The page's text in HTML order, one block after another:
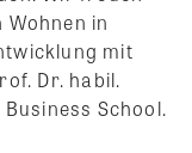
in
mit
Dr. habil.
School.